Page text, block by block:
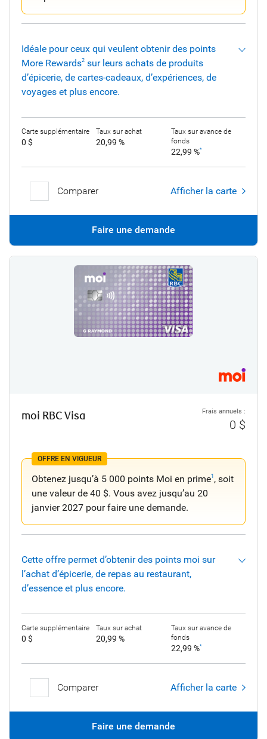
Idéale pour ceux qui veulent obtenir des points
More Rewards2 sur leurs achats de produits
d’épicerie, de cartes-cadeaux, d’expériences, de
voyages et plus encore.
Carte supplémentaire
0 $
Taux sur achat
20,99 %
Taux sur avance de
fonds
22,99 %*
Comparer Afficher la carte
Faire une demande
moi RBC Visa Frais annuels :
0 $
OFFRE EN VIGUEUR
Obtenez jusqu’à 5 000 points Moi en prime1 , soit
une valeur de 40 $. Vous avez jusqu’au 20
janvier 2027 pour faire une demande.
Cette offre permet d’obtenir des points moi sur
l’achat d’épicerie, de repas au restaurant,
d’essence et plus encore.
Carte supplémentaire
0 $
Taux sur achat
20,99 %
Taux sur avance de
fonds
22,99 %*
Comparer Afficher la carte
Faire une demande